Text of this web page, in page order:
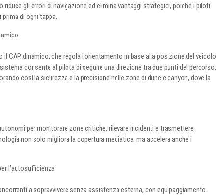
riduce gli errori di navigazione ed elimina vantaggi strategici, poiché i piloti
di ogni tappa.
CAP dinamico, che regola l’orientamento in base alla posizione del veicolo
consente al pilota di seguire una direzione tra due punti del percorso,
così la sicurezza e la precisione nelle zone di dune e canyon, dove la
per monitorare zone critiche, rilevare incidenti e trasmettere
non solo migliora la copertura mediatica, ma accelera anche i
l’autosufficienza
a sopravvivere senza assistenza esterna, con equipaggiamento